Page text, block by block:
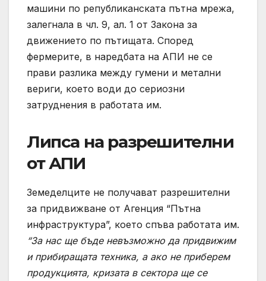
машини по републиканската пътна мрежа,
залегнала в чл. 9, ал. 1 от Закона за
движението по пътищата. Според
фермерите, в наредбата на АПИ не се
прави разлика между гумени и метални
вериги, което води до сериозни
затруднения в работата им.
Липса на разрешителни
от АПИ
Земеделците не получават разрешителни
за придвижване от Агенция “Пътна
инфраструктура”, което спъва работата им.
“За нас ще бъде невъзможно да придвижим
и прибиращата техника, а ако не приберем
продукцията, кризата в сектора ще се